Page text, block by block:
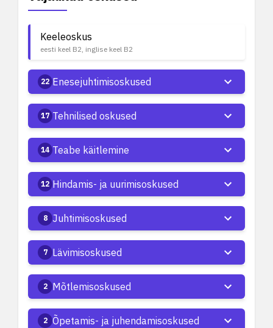
Keeleoskus
eesti keel B2, inglise keel B2
22 Enesejuhtimisoskused
17 Tehnilised oskused
14 Teabe käitlemine
12 Hindamis- ja uurimisoskused
8 Juhtimisoskused
7 Lävimisoskused
2 Mõtlemisoskused
2 Õpetamis- ja juhendamisoskused